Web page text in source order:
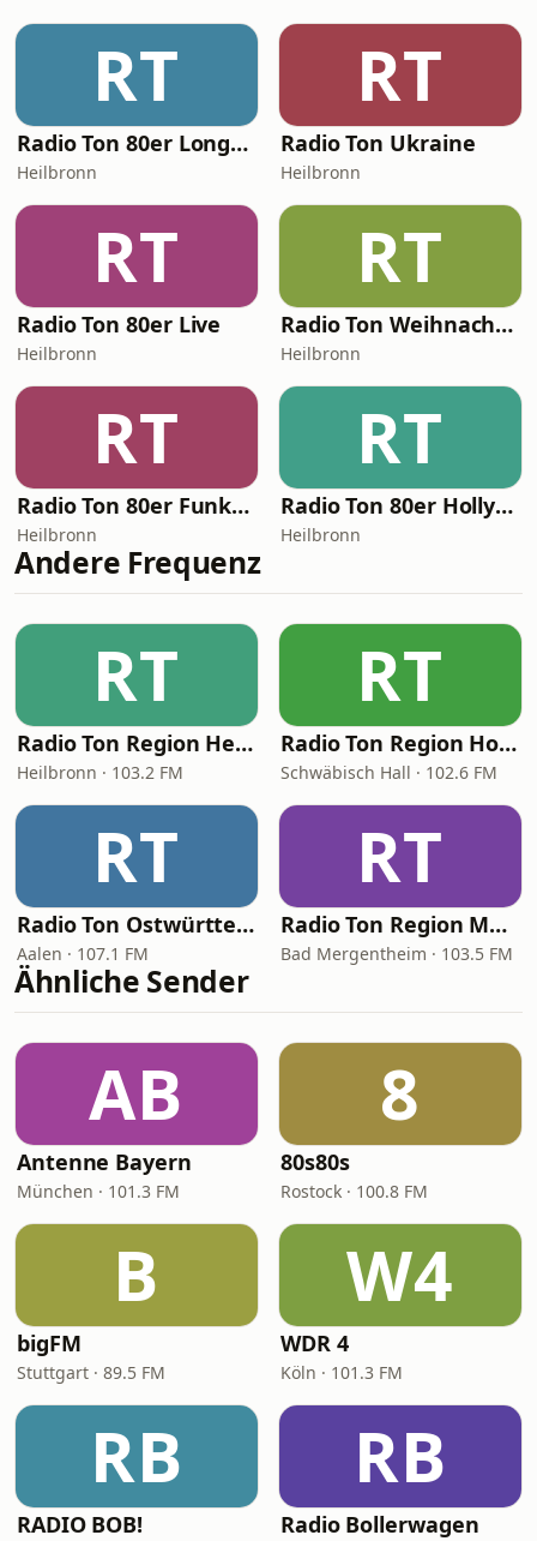
RT
Radio Ton 80er Longplayer
Heilbronn
RT
Radio Ton Ukraine
Heilbronn
RT
Radio Ton 80er Live
Heilbronn
RT
Radio Ton Weihnachten
Heilbronn
RT
Radio Ton 80er Funky Friday
Heilbronn
RT
Radio Ton 80er Hollywood
Heilbronn
Andere Frequenz
RT
Radio Ton Region Heilbronn
Heilbronn · 103.2 FM
RT
Radio Ton Region Hohenlohe
Schwäbisch Hall · 102.6 FM
RT
Radio Ton Ostwürttemberg
Aalen · 107.1 FM
RT
Radio Ton Region Main-Tauber
Bad Mergentheim · 103.5 FM
Ähnliche Sender
AB
Antenne Bayern
München · 101.3 FM
8
80s80s
Rostock · 100.8 FM
B
bigFM
Stuttgart · 89.5 FM
W4
WDR 4
Köln · 101.3 FM
RB
RADIO BOB!
RB
Radio Bollerwagen